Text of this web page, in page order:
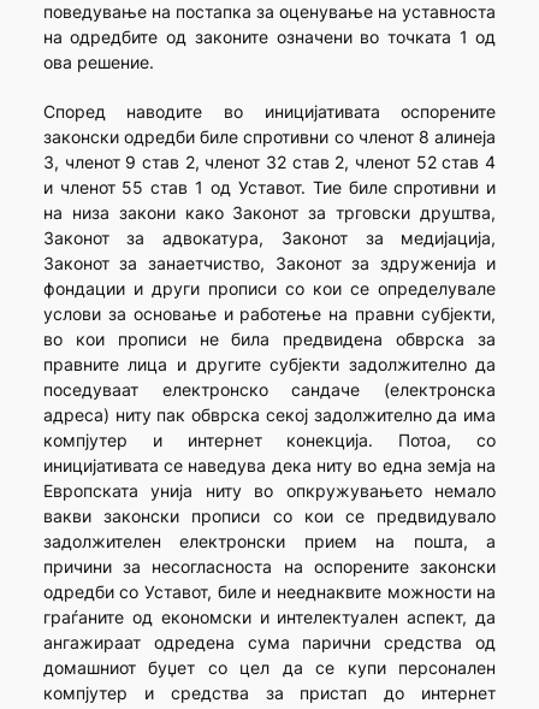
поведување на постапка за оценување на уставноста
на одредбите од законите означени во точката 1 од
ова решение.
Според наводите во иницијативата оспорените
законски одредби биле спротивни со членот 8 алинеја
3, членот 9 став 2, членот 32 став 2, членот 52 став 4
и членот 55 став 1 од Уставот. Тие биле спротивни и
на низа закони како Законот за трговски друштва,
Законот за адвокатура, Законот за медијација,
Законот за занаетчиство, Законот за здруженија и
фондации и други прописи со кои се определувале
услови за основање и работење на правни субјекти,
во кои прописи не била предвидена обврска за
правните лица и другите субјекти задолжително да
поседуваат електронско сандаче (електронска
адреса) ниту пак обврска секој задолжително да има
компјутер и интернет конекција. Потоа, со
иницијативата се наведува дека ниту во една земја на
Европската унија ниту во опкружувањето немало
вакви законски прописи со кои се предвидувало
задолжителен електронски прием на пошта, а
причини за несогласноста на оспорените законски
одредби со Уставот, биле и нееднаквите можности на
граѓаните од економски и интелектуален аспект, да
ангажираат одредена сума парични средства од
домашниот буџет со цел да се купи персонален
компјутер и средства за пристап до интернет